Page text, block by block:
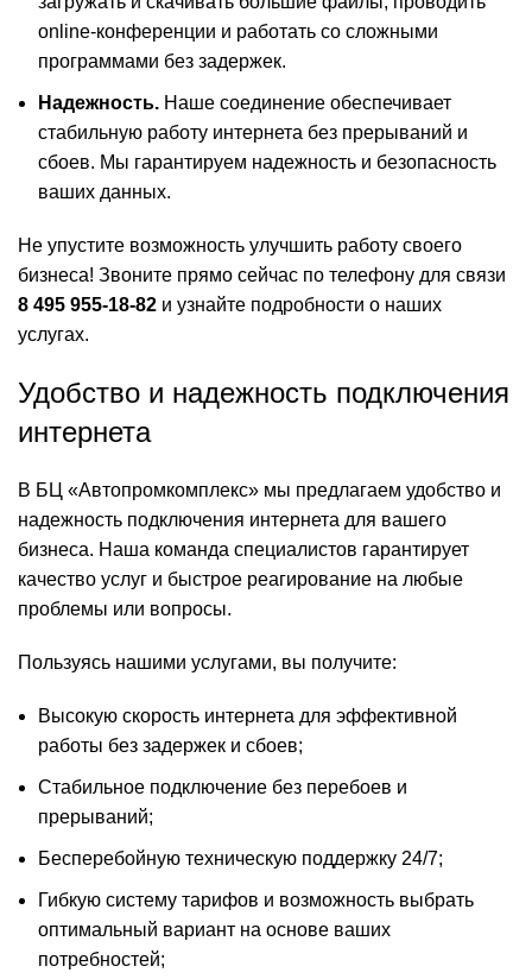
online-конференции и работать со сложными
программами без задержек.
Надежность. Наше соединение обеспечивает
стабильную работу интернета без прерываний и
сбоев. Мы гарантируем надежность и безопасность
ваших данных.
Не упустите возможность улучшить работу своего
бизнеса! Звоните прямо сейчас по телефону для связи
8 495 955-18-82 и узнайте подробности о наших
услугах.
Удобство и надежность подключения
интернета
В БЦ «Автопромкомплекс» мы предлагаем удобство и
надежность подключения интернета для вашего
бизнеса. Наша команда специалистов гарантирует
качество услуг и быстрое реагирование на любые
проблемы или вопросы.
Пользуясь нашими услугами, вы получите:
Высокую скорость интернета для эффективной
работы без задержек и сбоев;
Стабильное подключение без перебоев и
прерываний;
Бесперебойную техническую поддержку 24/7;
Гибкую систему тарифов и возможность выбрать
оптимальный вариант на основе ваших
потребностей;